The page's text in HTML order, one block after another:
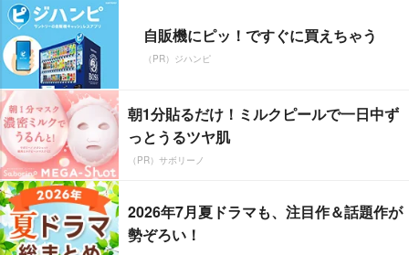
自販機にピッ！ですぐに買えちゃう
（PR）ジハンピ
朝1分貼るだけ！ミルクピールで一日中ず
っとうるツヤ肌
（PR）サボリーノ
2026年7月夏ドラマも、注目作＆話題作が
勢ぞろい！